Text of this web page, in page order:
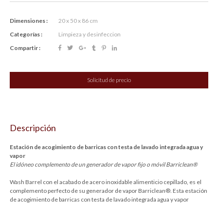
Dimensiones :
20 x 50 x 86 cm
Categorías :
Limpieza y desinfeccion
Compartir :
Solicitud de precio
Descripción
Estación de acogimiento de barricas con testa de lavado integrada agua y
vapor
El idóneo complemento de un generador de vapor fijo o móvil Barriclean®
Wash Barrel con el acabado de acero inoxidable alimenticio cepillado, es el
complemento perfecto de su generador de vapor Barriclean®. Esta estación
de acogimiento de barricas con testa de lavado integrada agua y vapor